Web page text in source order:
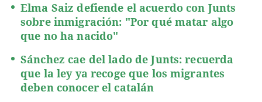
Elma Saiz defiende el acuerdo con Junts
sobre inmigración: "Por qué matar algo
que no ha nacido"
Sánchez cae del lado de Junts: recuerda
que la ley ya recoge que los migrantes
deben conocer el catalán